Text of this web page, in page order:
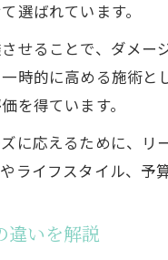
梅田
髪質
美容
自分に合
美容
選ばれています。
せることで、ダメ
時的に高める施術
を得ています。
に応えるために、
ライフスタイル、
違いを解説